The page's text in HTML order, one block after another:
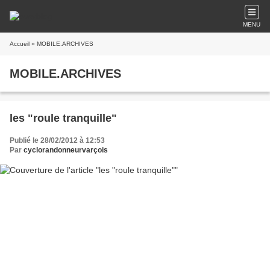
MENU
Accueil » MOBILE.ARCHIVES
MOBILE.ARCHIVES
les "roule tranquille"
Publié le 28/02/2012 à 12:53
Par cyclorandonneurvarçois